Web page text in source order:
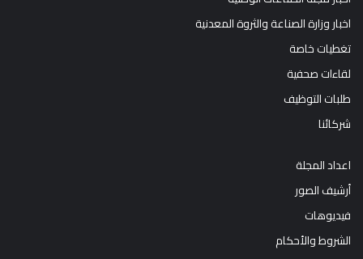
الرئيسية
اخبار مجلة الصناعات الوطنية
اخبار وزارة الصناعة والثروة المعدنية
تغطيات خاصة
لقاءات صحفية
شركائنا
اعداد المجلة
أرشيف الصور